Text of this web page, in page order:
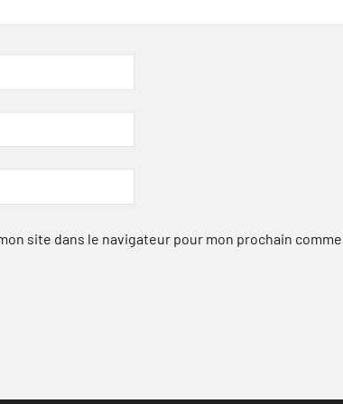
site dans le navigateur pour mon prochain